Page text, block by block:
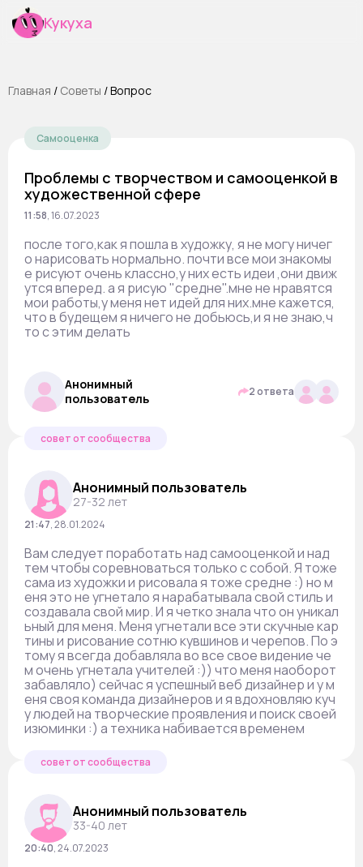
Кукуха
Главная / Cоветы /Вопрос
Самооценка
Проблемы с творчеством и самооценкой в
художественной сфере
11:58,16.07.2023
после того,как я пошла в художку, я не могу ничег
о нарисовать нормально. почти все мои знакомы
е рисуют очень классно,у них есть идеи ,они движ
утся вперед. а я рисую "средне".мне не нравятся
мои работы,у меня нет идей для них.мне кажется,
что в будещем я ничего не добьюсь,и я не знаю,ч
то с этим делать
Анонимный
пользователь
2 ответа
совет от сообщества
Анонимный пользователь
27-32 лет
21:47,28.01.2024
Вам следует поработать над самооценкой и над
тем чтобы соревноваться только с собой. Я тоже
сама из художки и рисовала я тоже средне :) но м
еня это не угнетало я нарабатывала свой стиль и
создавала свой мир. И я четко знала что он уникал
ьный для меня. Меня угнетали все эти скучные кар
тины и рисование сотню кувшинов и черепов. По э
тому я всегда добавляла во все свое видение че
м очень угнетала учителей :)) что меня наоборот
забавляло) сейчас я успешный веб дизайнер и у м
еня своя команда дизайнеров и я вдохновляю куч
у людей на творческие проявления и поиск своей
изюминки :) а техника набивается временем
совет от сообщества
Анонимный пользователь
33-40 лет
20:40,24.07.2023